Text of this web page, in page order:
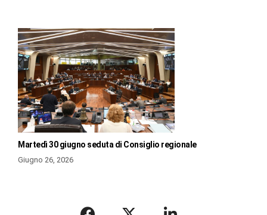
Martedì 30 giugno seduta di Consiglio regionale
Giugno 26, 2026